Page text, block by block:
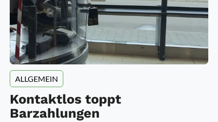
ALLGEMEIN
Kontaktlos toppt
Barzahlungen